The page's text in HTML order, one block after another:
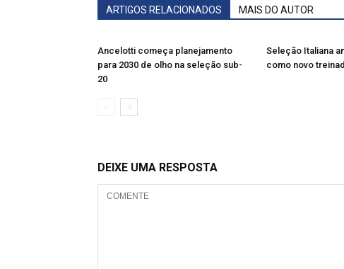
ARTIGOS RELACIONADOS MAIS DO AUTOR
Ancelotti começa planejamento
para 2030 de olho na seleção sub-
20
Seleção Italiana
como novo
DEIXE UMA RESPOSTA